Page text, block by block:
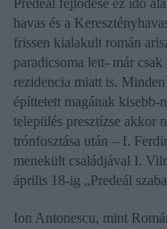
Predeál fejlődése ez idő
havas és a
frissen kialakult román
paradicsoma lett- már
rezidencia miatt is.
építtetett magának
település presztízse akkor
trónfosztása után – I.
menekült családjával I.
április 18-ig „Predeál
Ion Antonescu, mint